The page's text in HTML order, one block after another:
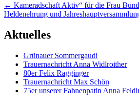
← Kameradschaft Aktiv“ für die Frau
Heldenehrung und
Aktuelles
Grünauer Sommergaudi
Trauernachricht Anna Widlroither
80er Felix Ragginger
Trauernachricht Max Schön
75er unserer Fahnenpatin Anna